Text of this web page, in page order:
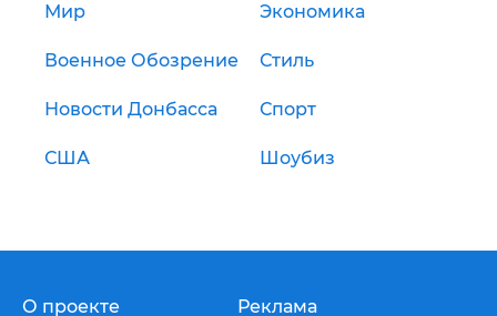
Мир Экономика
Военное Обозрение Стиль
Новости Донбасса Спорт
США Шоубиз
О проекте Реклама